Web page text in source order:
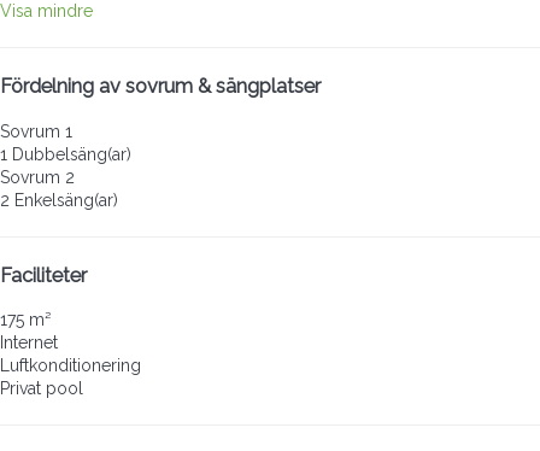
Visa mindre
Fördelning av sovrum & sängplatser
Sovrum 1
1 Dubbelsäng(ar)
Sovrum 2
2 Enkelsäng(ar)
Faciliteter
175 m²
Internet
Luftkonditionering
Privat pool